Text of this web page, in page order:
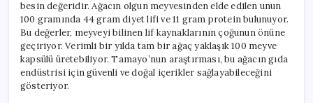
besin değeridir. Ağacın olgun meyvesinden elde edilen unun
100 gramında 44 gram diyet lifi ve 11 gram protein bulunuyor.
Bu değerler, meyveyi bilinen lif kaynaklarının çoğunun önüne
geçiriyor. Verimli bir yılda tam bir ağaç yaklaşık 100 meyve
kapsülü üretebiliyor. Tamayo’nun araştırması, bu ağacın gıda
endüstrisi için güvenli ve doğal içerikler sağlayabileceğini
gösteriyor.